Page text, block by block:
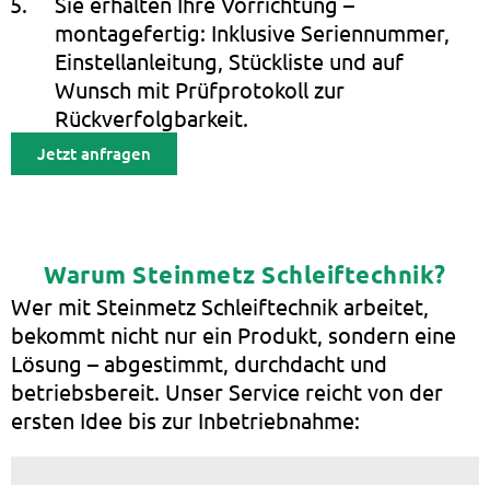
montagefertig: Inklusive Seriennummer,
Einstellanleitung, Stückliste und auf
Wunsch mit Prüfprotokoll zur
Rückverfolgbarkeit.
Jetzt anfragen
Warum Steinmetz Schleiftechnik?
Wer mit Steinmetz Schleiftechnik arbeitet,
bekommt nicht nur ein Produkt, sondern eine
Lösung – abgestimmt, durchdacht und
betriebsbereit. Unser Service reicht von der
ersten Idee bis zur Inbetriebnahme: